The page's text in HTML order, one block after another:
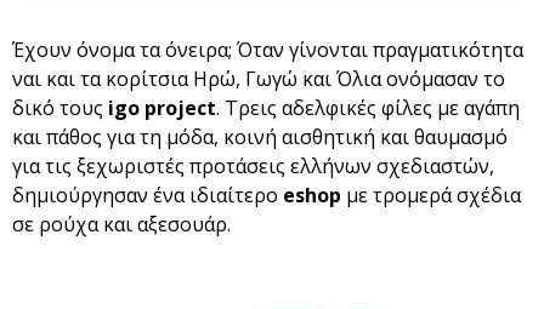
Έχουν όνομα τα όνειρα; Όταν γίνονται πραγματικότητα
ναι και τα κορίτσια Ηρώ, Γωγώ και Όλια ονόμασαν το
δικό τους igo project. Τρεις αδελφικές φίλες με αγάπη
και πάθος για τη μόδα, κοινή αισθητική και θαυμασμό
για τις ξεχωριστές προτάσεις ελλήνων σχεδιαστών,
δημιούργησαν ένα ιδιαίτερο eshop με τρομερά σχέδια
σε ρούχα και αξεσουάρ.